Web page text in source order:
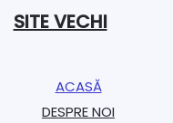
SITE VECHI
ACASĂ
DESPRE NOI